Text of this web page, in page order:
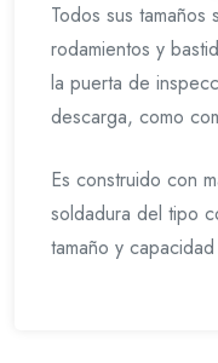
Todos sus
rodamientos y
la puerta de
descarga, como
Es construido con
soldadura del tipo
tamaño y